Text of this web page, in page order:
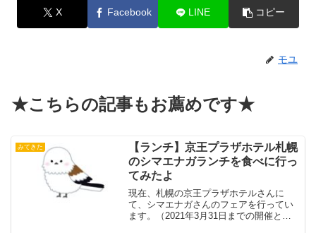
X Facebook LINE コピー
モユ
★こちらの記事もお薦めです★
みてきた
【ランチ】京王プラザホテル札幌
のシマエナガランチを食べに行っ
てみたよ
現在、札幌の京王プラザホテルさんに
て、シマエナガさんのフェアを行ってい
ます。（2021年3月31日までの開催とな